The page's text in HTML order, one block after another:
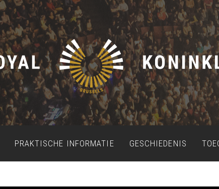
PRAKTISCHE INFORMATIE GESCHIEDENIS